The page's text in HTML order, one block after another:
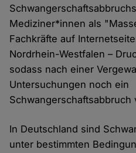
Mediziner*innen als
Fachkräfte auf
Nordrhein-Westfalen –
sodass nach einer
Untersuchungen noch ein
In Deutschland sind
unter bestimmten